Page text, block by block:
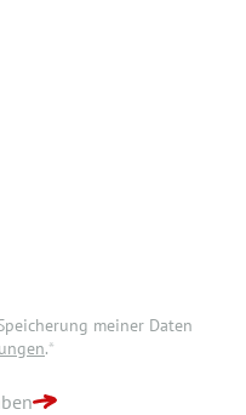
meiner Daten
.*
meiner Daten